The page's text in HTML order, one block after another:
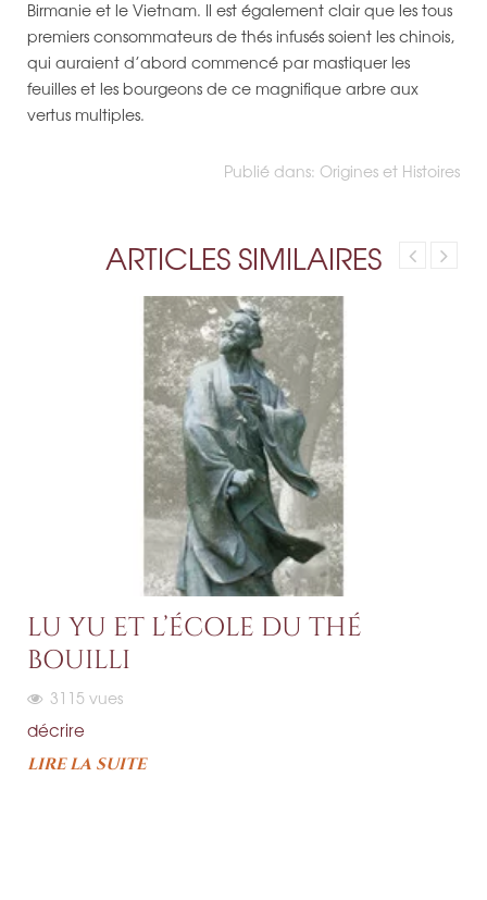
Birmanie et le Vietnam. Il est également clair que les tous
premiers consommateurs de thés infusés soient les chinois,
qui auraient d’abord commencé par mastiquer les
feuilles et les bourgeons de ce magnifique arbre aux
vertus multiples.
Publié dans: Origines et Histoires
ARTICLES SIMILAIRES
LU YU ET L’ÉCOLE DU THÉ
BOUILLI
3115 vues
décrire
LIRE LA SUITE